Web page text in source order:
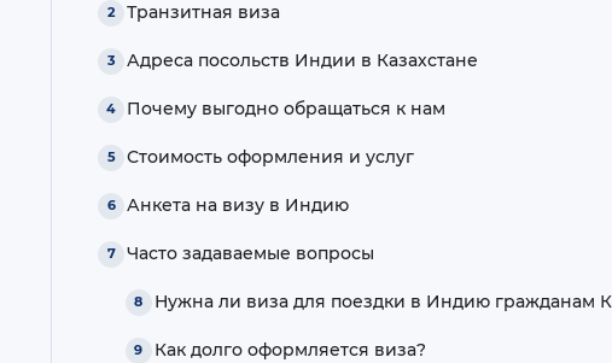
Транзитная виза
Адреса посольств Индии в Казахстане
Почему выгодно обращаться к нам
Стоимость оформления и услуг
Анкета на визу в Индию
Часто задаваемые вопросы
Нужна ли виза для поездки в Индию гражданам
Как долго оформляется виза?